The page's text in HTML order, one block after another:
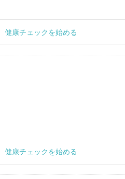
健康チェックを始める
健康チェックを始める